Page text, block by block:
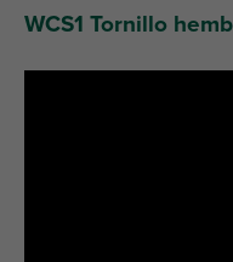
WCS1 Tornillo